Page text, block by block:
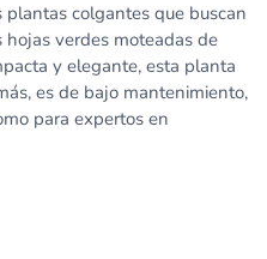
colgantes que buscan
hojas verdes moteadas de
y elegante, esta planta
es de bajo mantenimiento,
para expertos en